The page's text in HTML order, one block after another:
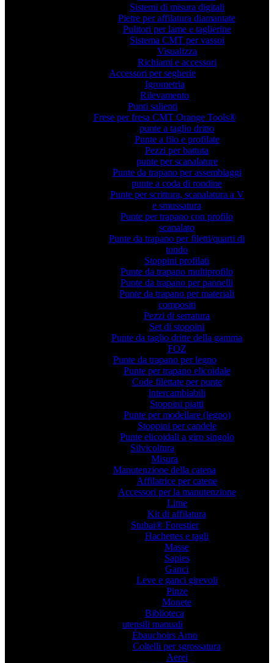
Sistemi di misura digitali
Pietre per affilatura diamantate
Pulitori per lame e taglierine
Sistema CMT per vassoi
Visualizza
Richiami e accessori
Accessori per segherie
Igrometria
Rilevamento
Punti salienti
Frese per fresa CMT Orange Tools®
punte a taglio dritto
Punte a filo e profilate
Pezzi per battuta
punte per scanalature
Punte da trapano per assemblaggi
punte a coda di rondine
Punte per scrittura, scanalatura a V
e smussatura
Punte per trapano con profilo
scanalato
Punte da trapano per filetti/quarti di
tondo
Stoppini profilati
Punte da trapano multiprofilo
Punte da trapano per pannelli
Punte da trapano per materiali
compositi
Pezzi di serratura
Set di stoppini
Punte da taglio dritte della gamma
FOZ
Punte da trapano per legno
Punte per trapano elicoidale
Code filettate per punte
intercambiabili
Stoppini piatti
Punte per modellare (legno)
Stoppini per candele
Punte elicoidali a giro singolo
Silvicoltura
Misura
Manutenzione della catena
Affilatrice per catene
Accessori per la manutenzione
Lime
Kit di affilatura
Stubai® Forestier
Hachettes e tagli
Masse
Sapies
Ganci
Leve e ganci girevoli
Pinze
Monete
Biblioteca
utensili manuali
Ébauchoirs Arno
Coltelli per sgrossatura
Aerei